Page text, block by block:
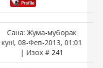
Сана: Жума-муборак
кун!, 08-Фев-2013, 01:01
| Изох # 241